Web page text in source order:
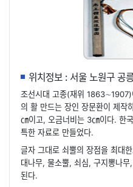
위치정보 : 서울 노원구 공
조선시대 고종(재위 1863∼1907)
의 활 만드는 장인 장문환이 제작
㎝이고, 오금너비는 3㎝이다. 한
특한 자료로 만들었다.
글자 그대로 쇠뿔의 장점을 최대
대나무, 물소뿔, 쇠심, 구지뽕나
된다.